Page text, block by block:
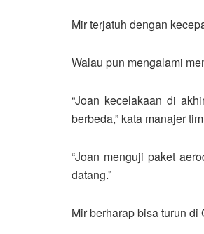
Mir terjatuh dengan
Walau pun mengalami
“Joan kecelakaan di
berbeda,” kata manajer
“Joan menguji paket
datang.”
Mir berharap bisa turun